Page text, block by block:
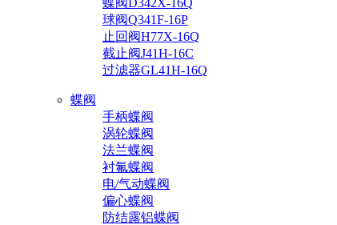
蝶阀D342X-16Q
球阀Q341F-16P
止回阀H77X-16Q
截止阀J41H-16C
过滤器GL41H-16Q
蝶阀
手柄蝶阀
涡轮蝶阀
法兰蝶阀
衬氟蝶阀
电/气动蝶阀
偏心蝶阀
防结露铝蝶阀